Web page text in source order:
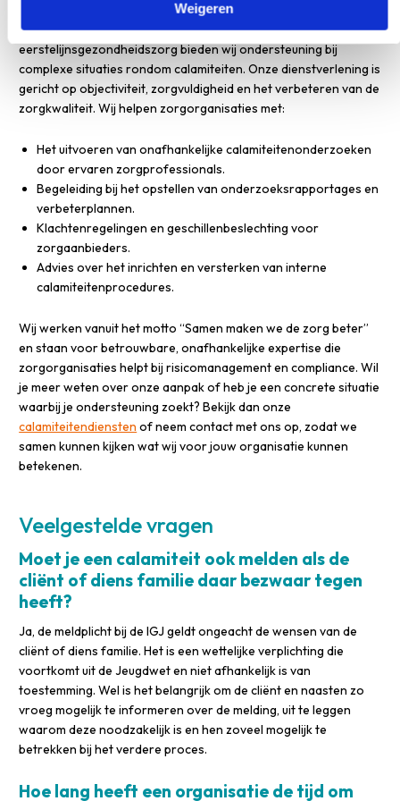
Weigeren
Als onafhankelijke organisatie binnen de
eerstelijnsgezondheidszorg bieden wij ondersteuning bij
complexe situaties rondom calamiteiten. Onze dienstverlening is
gericht op objectiviteit, zorgvuldigheid en het verbeteren van de
zorgkwaliteit. Wij helpen zorgorganisaties met:
Het uitvoeren van onafhankelijke calamiteitenonderzoeken
door ervaren zorgprofessionals.
Begeleiding bij het opstellen van onderzoeksrapportages en
verbeterplannen.
Klachtenregelingen en geschillenbeslechting voor
zorgaanbieders.
Advies over het inrichten en versterken van interne
calamiteitenprocedures.
Wij werken vanuit het motto “Samen maken we de zorg beter”
en staan voor betrouwbare, onafhankelijke expertise die
zorgorganisaties helpt bij risicomanagement en compliance. Wil
je meer weten over onze aanpak of heb je een concrete situatie
waarbij je ondersteuning zoekt? Bekijk dan onze
calamiteitendiensten of neem contact met ons op, zodat we
samen kunnen kijken wat wij voor jouw organisatie kunnen
betekenen.
Veelgestelde vragen
Moet je een calamiteit ook melden als de
cliënt of diens familie daar bezwaar tegen
heeft?
Ja, de meldplicht bij de IGJ geldt ongeacht de wensen van de
cliënt of diens familie. Het is een wettelijke verplichting die
voortkomt uit de Jeugdwet en niet afhankelijk is van
toestemming. Wel is het belangrijk om de cliënt en naasten zo
vroeg mogelijk te informeren over de melding, uit te leggen
waarom deze noodzakelijk is en hen zoveel mogelijk te
betrekken bij het verdere proces.
Hoe lang heeft een organisatie de tijd om